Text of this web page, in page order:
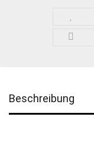
Beschreibung